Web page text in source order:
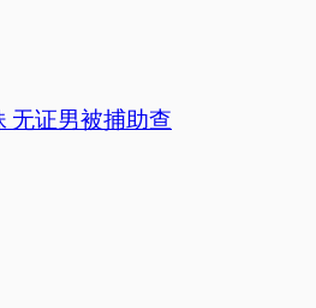
无证男被捕助查